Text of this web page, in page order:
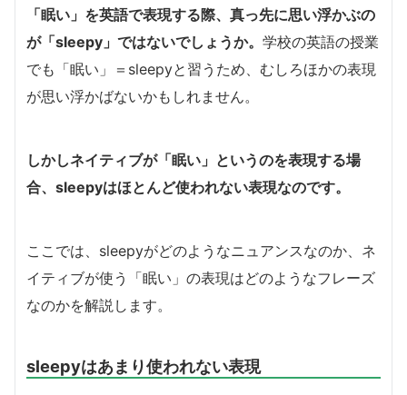
「眠い」を英語で表現する際、真っ先に思い浮かぶの
が「sleepy」ではないでしょうか。 学校の英語の授業
でも「眠い」＝sleepyと習うため、むしろほかの表現
が思い浮かばないかもしれません。
しかしネイティブが「眠い」というのを表現する場
合、sleepyはほとんど使われない表現なのです。
ここでは、sleepyがどのようなニュアンスなのか、ネ
イティブが使う「眠い」の表現はどのようなフレーズ
なのかを解説します。
sleepyはあまり使われない表現